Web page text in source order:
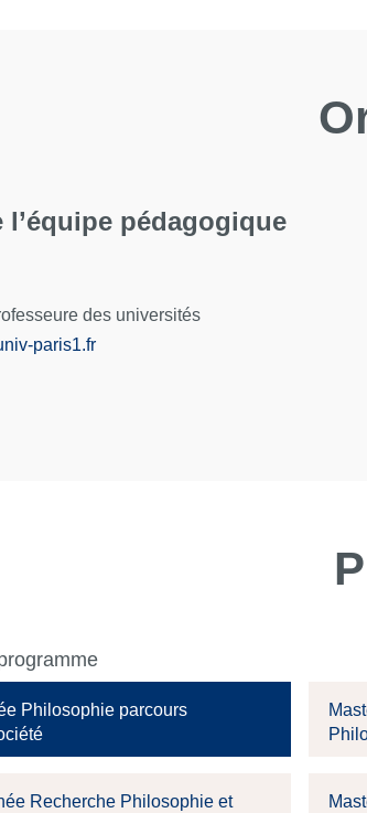
l’équipe pédagogique
des universités
paris1.fr
Philosophie parcours
Recherche Philosophie et